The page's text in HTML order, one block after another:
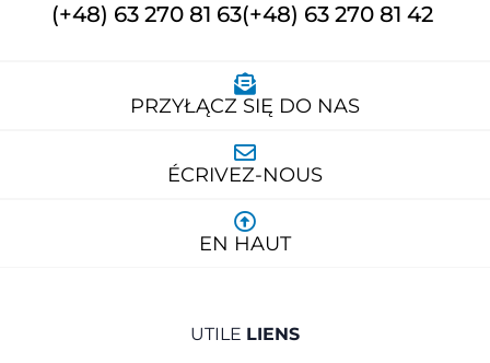
(+48) 63 270 81 63(+48) 63 270 81 42
PRZYŁĄCZ SIĘ DO NAS
ÉCRIVEZ-NOUS
EN HAUT
UTILE LIENS